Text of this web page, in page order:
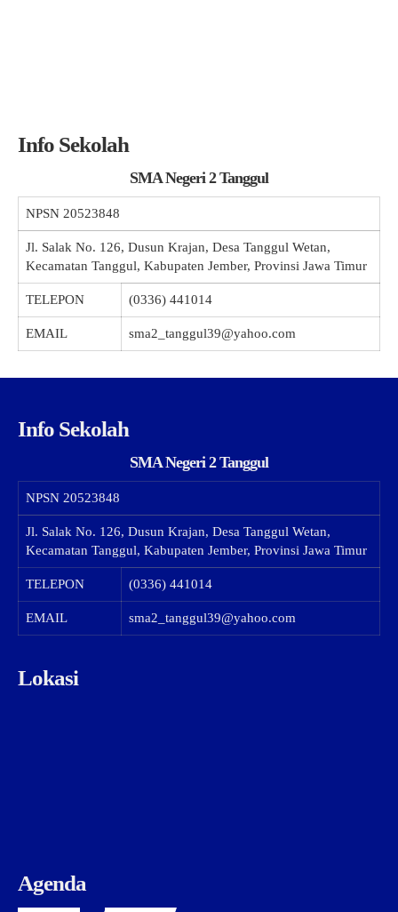
Info Sekolah
SMA Negeri 2 Tanggul
NPSN 20523848
Jl. Salak No. 126, Dusun Krajan, Desa Tanggul Wetan,
Kecamatan Tanggul, Kabupaten Jember, Provinsi Jawa Timur
TELEPON (0336) 441014
EMAIL sma2_tanggul39@yahoo.com
Info Sekolah
SMA Negeri 2 Tanggul
NPSN 20523848
Jl. Salak No. 126, Dusun Krajan, Desa Tanggul Wetan,
Kecamatan Tanggul, Kabupaten Jember, Provinsi Jawa Timur
TELEPON (0336) 441014
EMAIL sma2_tanggul39@yahoo.com
Lokasi
Agenda